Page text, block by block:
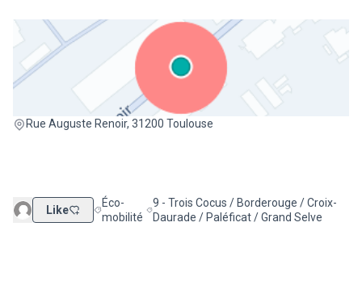
Rue Auguste Renoir, 31200 Toulouse
(Lien externe)
Like Filtrer les résultats de la catégorie : Éco-mobilité
Éco-
mobilité Filtrer les résultats pour le secteur : 9 -
9 - Trois Cocus / Borderouge / Croix-
Daurade / Paléficat / Grand Selve